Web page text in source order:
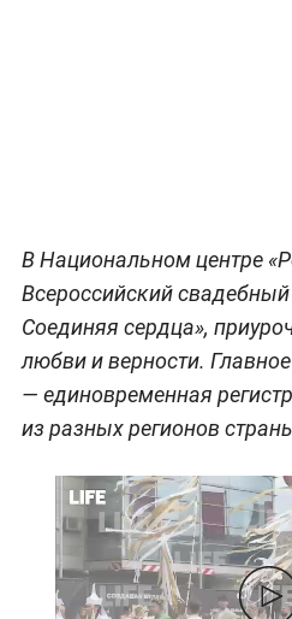
В Национальном центре
Всероссийский
Соединяя сердца»,
любви и верности.
— единовременная
из разных регионов